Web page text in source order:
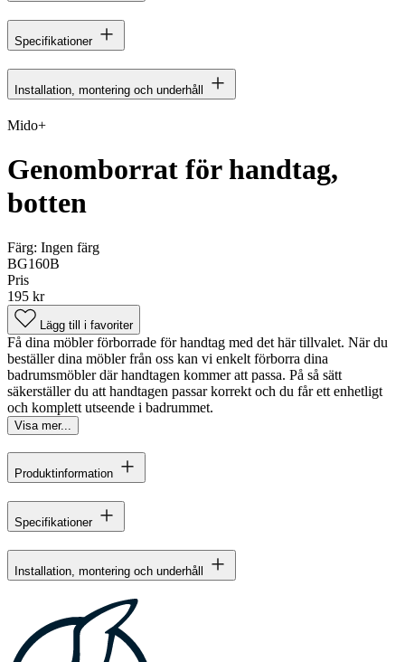
Specifikationer
Installation, montering och underhåll
Mido+
Genomborrat för handtag,
botten
Färg: Ingen färg
BG160B
Pris
195 kr
Lägg till i favoriter
Få dina möbler förborrade för handtag med det här tillvalet. När du
beställer dina möbler från oss kan vi enkelt förborra dina
badrumsmöbler där handtagen kommer att passa. På så sätt
säkerställer du att handtagen passar korrekt och du får ett enhetligt
och komplett utseende i badrummet.
Visa mer...
Produktinformation
Specifikationer
Installation, montering och underhåll